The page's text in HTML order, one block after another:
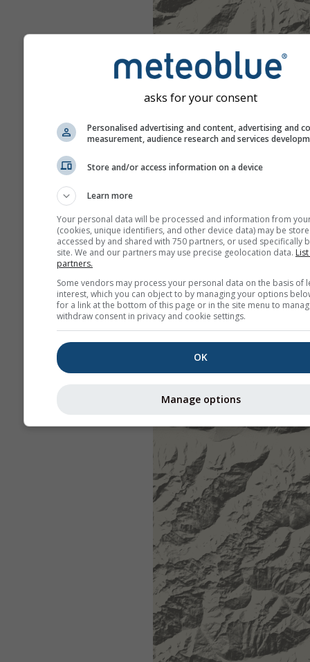
asks for your consent
Personalised advertising and content, advertising and
measurement, audience research and services
Store and/or access information on a device
Learn more
Your personal data will be processed and information from
(cookies, unique identifiers, and other device data) may be
accessed by and shared with 750 partners, or used specifically
site. We and our partners may use precise geolocation data.
partners.
Some vendors may process your personal data on the basis of
interest, which you can object to by managing your options
for a link at the bottom of this page or in the site menu to
withdraw consent in privacy and cookie settings.
OK
Manage options